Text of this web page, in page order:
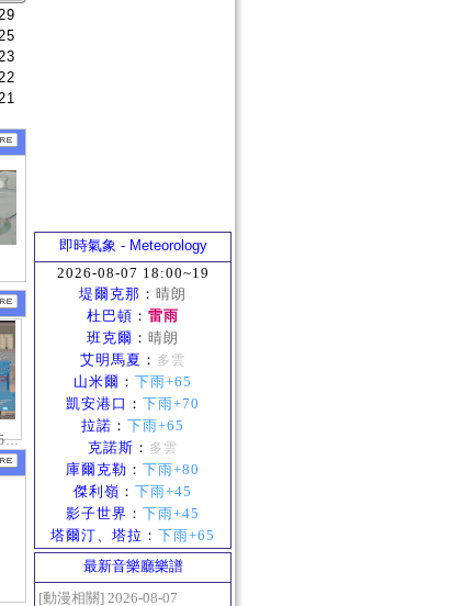
慶祝拿到10歲達到50級稱號紀念照
即時氣象 - Meteorology
2026-08-07 18:00~19
堤爾克那 ： 晴朗
杜巴頓 ： 雷雨
班克爾 ： 晴朗
艾明馬夏 ： 多雲
山米爾 ： 下雨+65
凱安港口 ： 下雨+70
拉諾 ： 下雨+65
克諾斯 ： 多雲
庫爾克勒 ： 下雨+80
傑利嶺 ： 下雨+45
影子世界 ： 下雨+45
塔爾汀、塔拉 ： 下雨+65
最新音樂廳樂譜
[動漫相關] 2026-08-07